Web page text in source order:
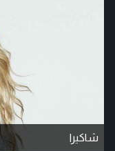
شاكيرا